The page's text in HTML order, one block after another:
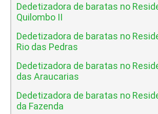
Dedetizadora de baratas no
Quilombo II
Dedetizadora de baratas no
Rio das Pedras
Dedetizadora de baratas no
das Araucarias
Dedetizadora de baratas no
da Fazenda